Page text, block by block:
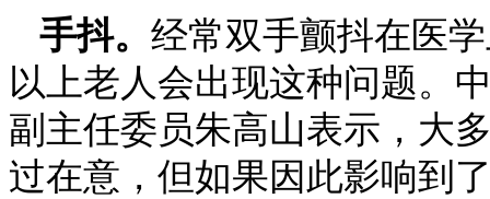
手抖。 经常双手颤抖在医
以上老人会出现这种问题。
副主任委员朱高山表示，大
过在意，但如果因此影响到